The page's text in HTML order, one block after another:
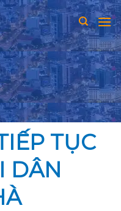
TỤC
DÂN